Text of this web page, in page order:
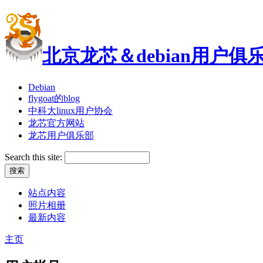
北京龙芯＆debian用户俱
Debian
flygoat的blog
中科大linux用户协会
龙芯官方网站
龙芯用户俱乐部
Search this site:
站点内容
照片相册
最新内容
主页